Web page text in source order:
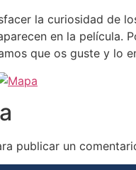
la curiosidad de
en la película.
que os guste y lo
publicar un